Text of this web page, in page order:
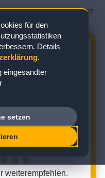
Kabine 11107
11107:
ZUR
11107)
★ ★ ★
weiterempfehlen.
für den
Details
.
eingesandter
setzen